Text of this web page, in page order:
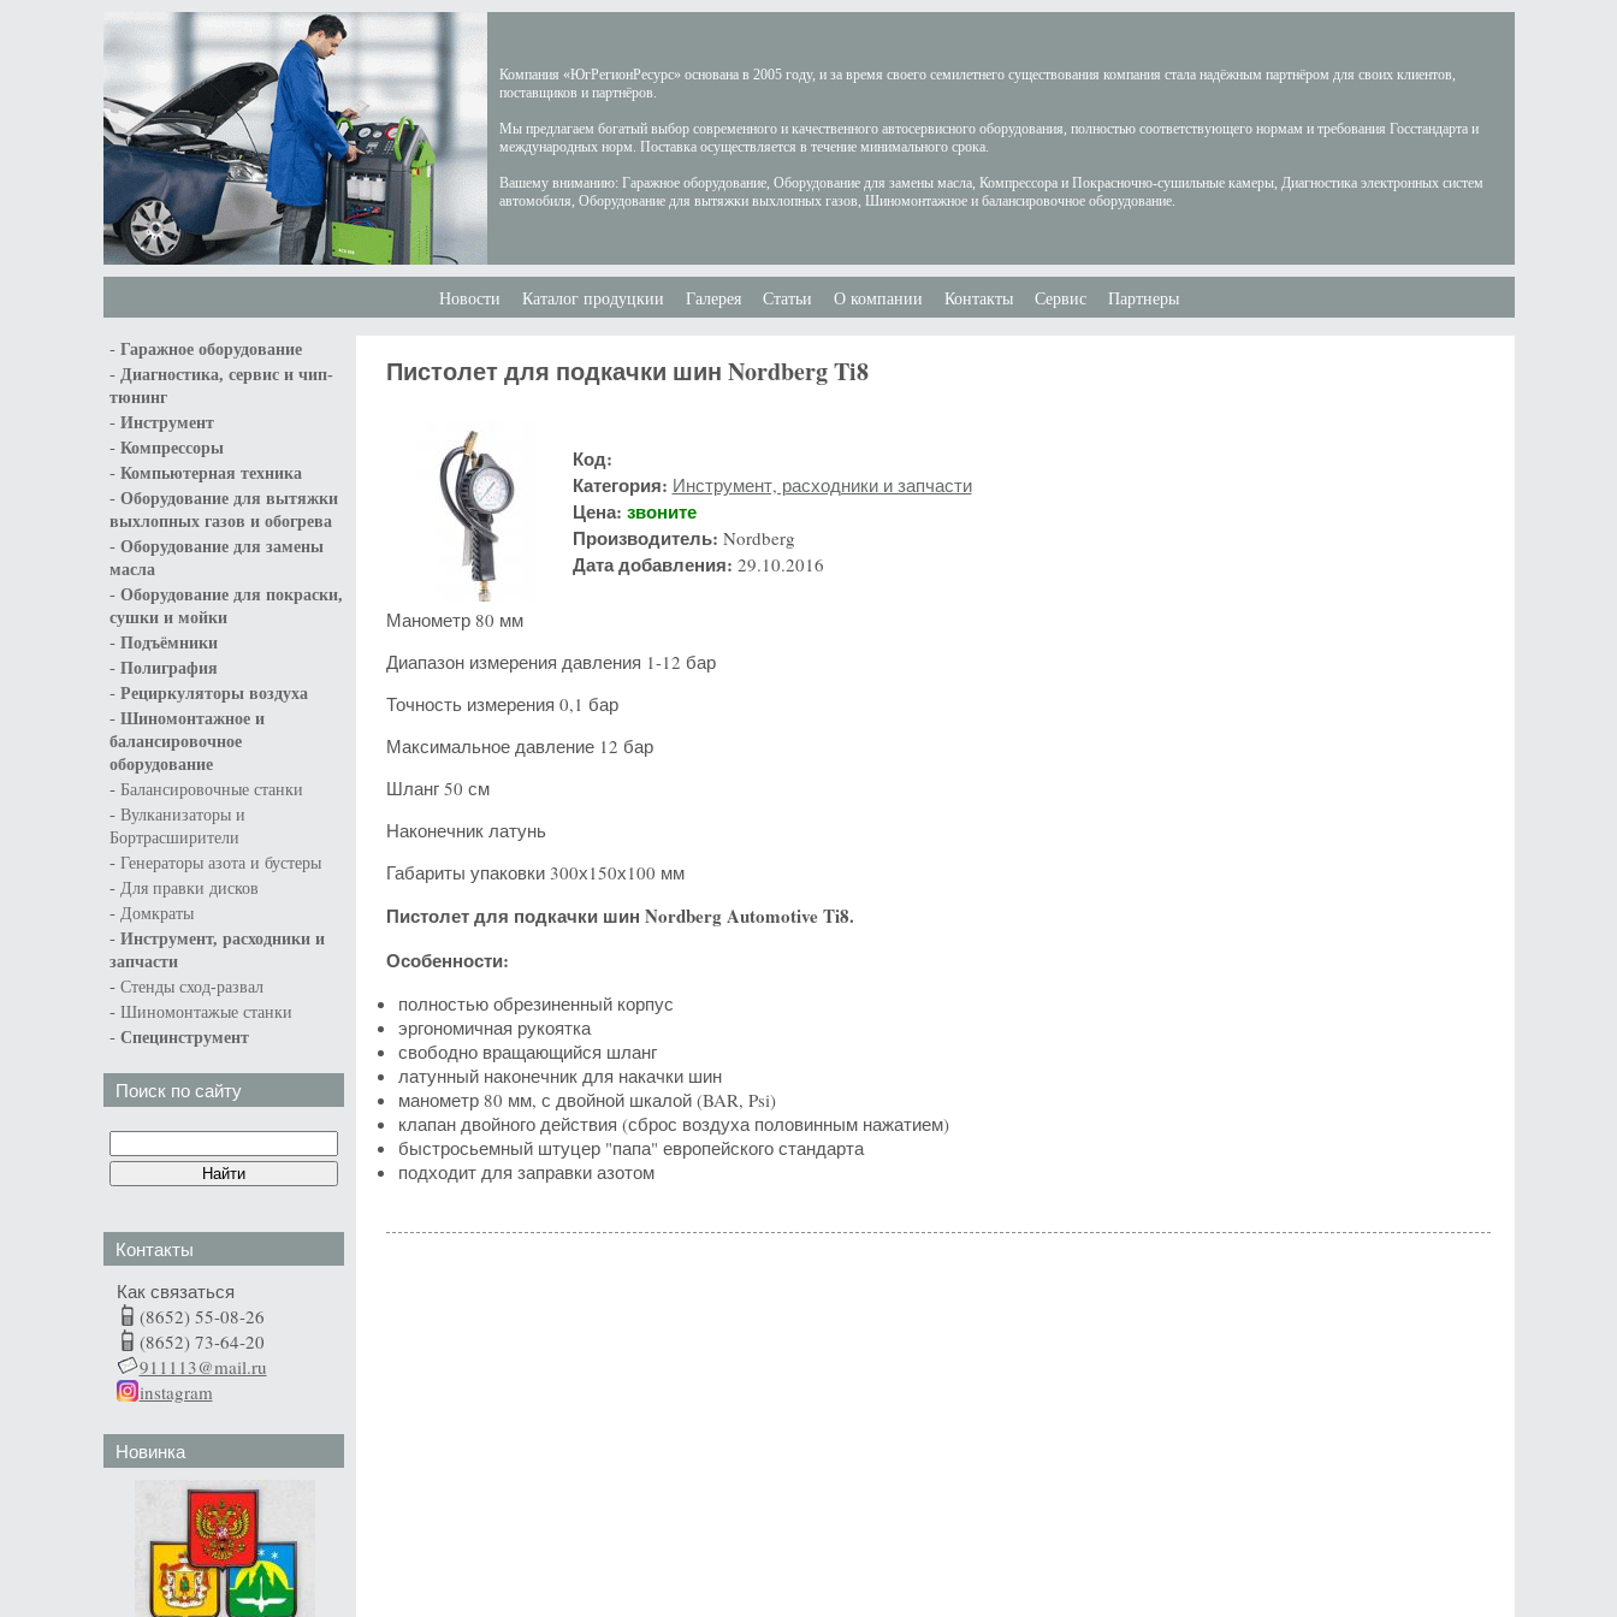
Компания «ЮгРегионРесурс» основана в 2005 году, и за время своего семилетнего существования компания стала надёжным партнёром для своих клиентов,
поставщиков и партнёров.
Мы предлагаем богатый выбор современного и качественного автосервисного оборудования, полностью соответствующего нормам и требования Госстандарта и
международных норм. Поставка осуществляется в течение минимального срока.
Вашему вниманию: Гаражное оборудование, Оборудование для замены масла, Компрессора и Покрасночно-сушильные камеры, Диагностика электронных систем
автомобиля, Оборудование для вытяжки выхлопных газов, Шиномонтажное и балансировочное оборудование.
Новости Каталог продуцкии Галерея Статьи О компании Контакты Сервис Партнеры
- Гаражное оборудование
- Диагностика, сервис и чип-
тюнинг
- Инструмент
- Компрессоры
- Компьютерная техника
- Оборудование для вытяжки
выхлопных газов и обогрева
- Оборудование для замены
масла
- Оборудование для покраски,
сушки и мойки
- Подъёмники
- Полиграфия
- Рециркуляторы воздуха
- Шиномонтажное и
балансировочное
оборудование
- Балансировочные станки
- Вулканизаторы и
Бортрасширители
- Генераторы азота и бустеры
- Для правки дисков
- Домкраты
- Инструмент, расходники и
запчасти
- Стенды сход-развал
- Шиномонтажые станки
- Специнструмент
Поиск по сайту
Контакты
Как связаться
(8652) 55-08-26
(8652) 73-64-20
911113@mail.ru
instagram
Новинка
Пистолет для подкачки шин Nordberg Ti8
Код:
Категория: Инструмент, расходники и запчасти
Цена: звоните
Производитель: Nordberg
Дата добавления: 29.10.2016
Манометр 80 мм
Диапазон измерения давления 1-12 бар
Точность измерения 0,1 бар
Максимальное давление 12 бар
Шланг 50 см
Наконечник латунь
Габариты упаковки 300х150х100 мм
Пистолет для подкачки шин Nordberg Automotive Ti8.
Особенности:
полностью обрезиненный корпус
эргономичная рукоятка
свободно вращающийся шланг
латунный наконечник для накачки шин
манометр 80 мм, с двойной шкалой (BAR, Psi)
клапан двойного действия (сброс воздуха половинным нажатием)
быстросьемный штуцер "папа" европейского стандарта
подходит для заправки азотом